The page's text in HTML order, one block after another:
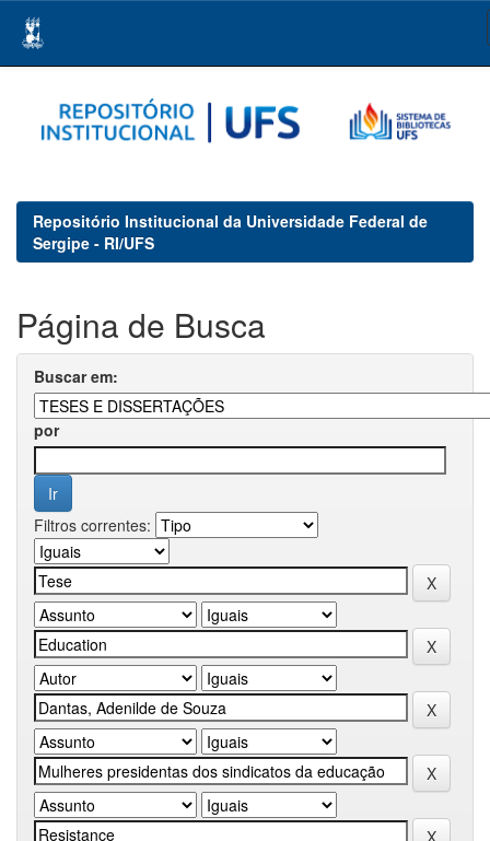
navigation
Repositório Institucional da Universidade Federal de
Sergipe - RI/UFS
Página de Busca
Buscar em:
por
Filtros correntes: